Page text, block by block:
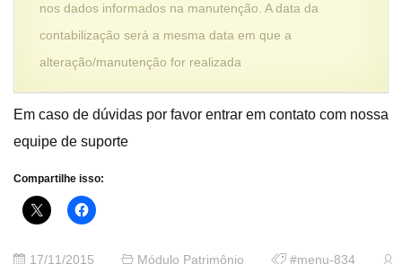
nos dados informados na manutenção. A data da
contabilização será a mesma data em que a
alteração/manutenção for realizada
Em caso de dúvidas por favor entrar em contato com nossa
equipe de suporte
Compartilhe isso:
17/11/2015 Módulo Patrimônio
#menu-834